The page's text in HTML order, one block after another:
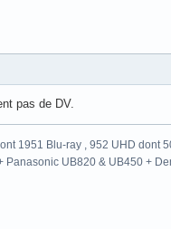
pas de DV.
1951 Blu-ray , 952 UHD dont
Panasonic UB820 & UB450 +